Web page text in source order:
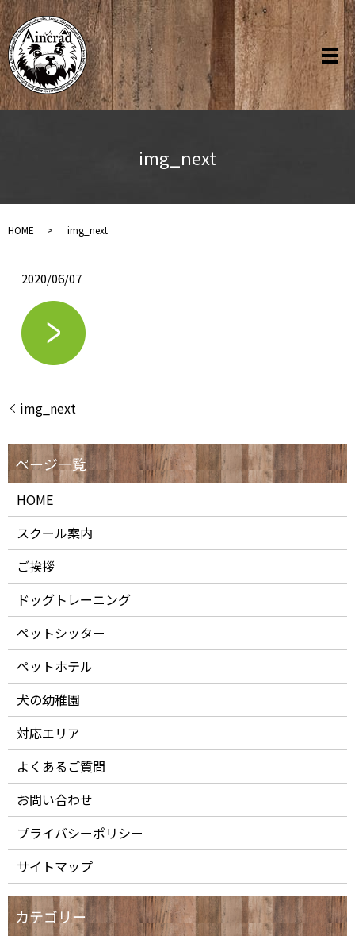
img_next
HOME img_next
2020/06/07
img_next
HOME
スクール案内
ご挨拶
ドッグトレーニング
ペットシッター
ペットホテル
犬の幼稚園
対応エリア
よくあるご質問
お問い合わせ
プライバシーポリシー
サイトマップ